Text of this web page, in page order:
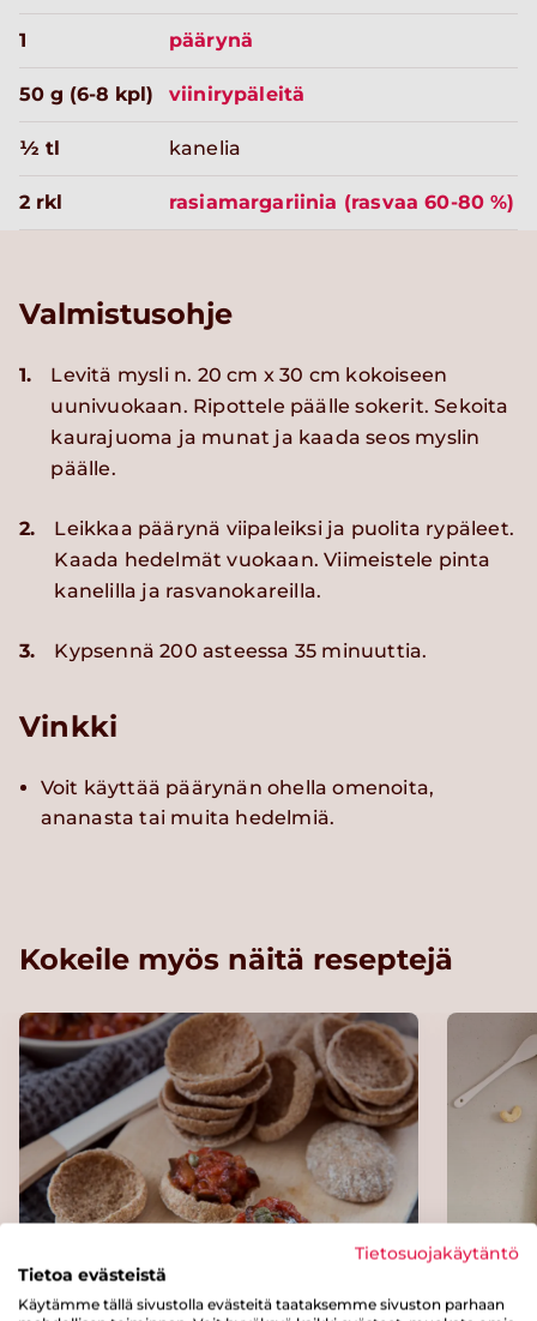
1 päärynä
50 g (6-8 kpl) viinirypäleitä
½ tl kanelia
2 rkl rasiamargariinia (rasvaa 60-80 %)
Valmistusohje
1.
Levitä mysli n. 20 cm x 30 cm kokoiseen
uunivuokaan. Ripottele päälle sokerit. Sekoita
kaurajuoma ja munat ja kaada seos myslin
päälle.
2.
Leikkaa päärynä viipaleiksi ja puolita rypäleet.
Kaada hedelmät vuokaan. Viimeistele pinta
kanelilla ja rasvanokareilla.
3. Kypsennä 200 asteessa 35 minuuttia.
Vinkki
Voit käyttää päärynän ohella omenoita,
ananasta tai muita hedelmiä.
Kokeile myös näitä reseptejä
Tietosuojakäytäntö
Tietoa evästeistä
Käytämme tällä sivustolla evästeitä taataksemme sivuston parhaan